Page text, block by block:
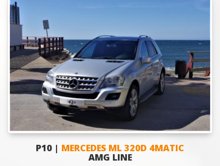
P10 | MERCEDES ML 320D 4MATIC
AMG LINE